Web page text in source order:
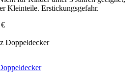
Kleinteile. Erstickungsgefahr.